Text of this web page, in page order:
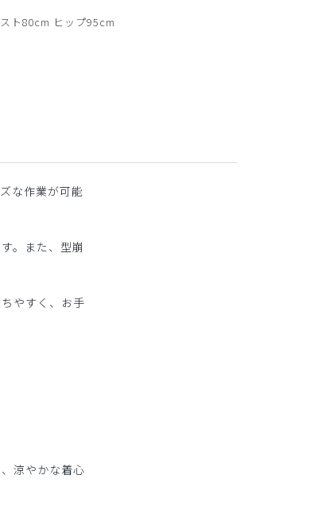
ト80cm ヒップ95cm
な作業が可能
。また、型崩
やすく、お手
涼やかな着心